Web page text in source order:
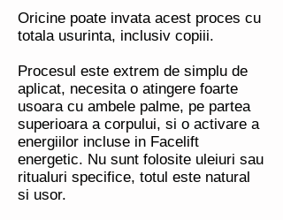
Oricine poate invata acest proces cu
totala usurinta, inclusiv copiii.
Procesul este extrem de simplu de
aplicat, necesita o atingere foarte
usoara cu ambele palme, pe partea
superioara a corpului, si o activare a
energiilor incluse in Facelift
energetic. Nu sunt folosite uleiuri sau
ritualuri specifice, totul este natural
si usor.